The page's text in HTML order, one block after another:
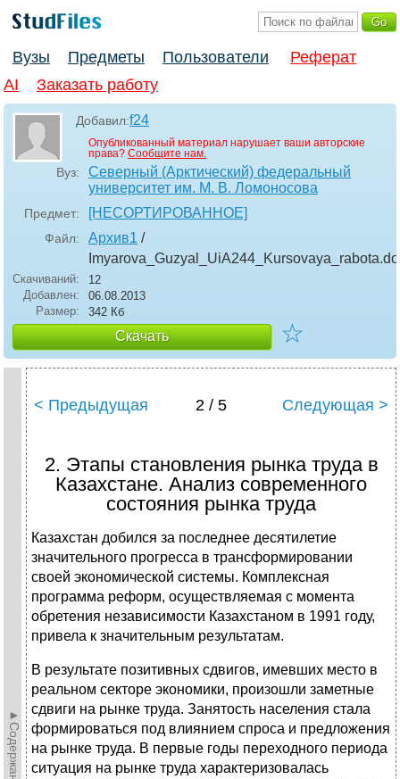
Вузы Предметы Пользователи
Реферат
AI
Заказать работу
Добавил:f24
Опубликованный материал нарушает ваши авторские
права? Сообщите нам.
Вуз:
Северный (Арктический) федеральный
университет им. М. В. Ломоносова
Предмет: [НЕСОРТИРОВАННОЕ]
Файл: Архив1 /
Imyarova_Guzyal_UiA244_Kursovaya_rabota
Скачиваний:
12
Добавлен:
06.08.2013
Размер:
342 Кб
Скачать ☆
< Предыдущая 2 / 5 Следующая >
2. Этапы становления рынка труда в
Казахстане. Анализ современного
состояния рынка труда
Казахстан добился за последнее десятилетие
значительного прогресса в трансформировании
своей экономической системы. Комплексная
программа реформ, осуществляемая с момента
обретения независимости Казахстаном в 1991 году,
привела к значительным результатам.
В результате позитивных сдвигов, имевших место в
реальном секторе экономики, произошли заметные
сдвиги на рынке труда. Занятость населения стала
формироваться под влиянием спроса и предложения
на рынке труда. В первые годы переходного периода
ситуация на рынке труда характеризовалась